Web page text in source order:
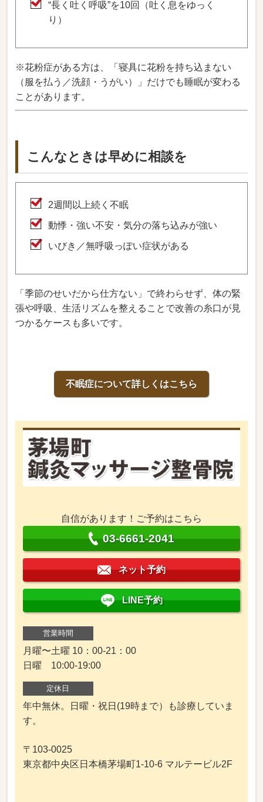
“長く吐く呼吸”を10回（吐く息をゆっく
り）
※花粉症がある方は、「寝具に花粉を持ち込まない
（服を払う／洗顔・うがい）」だけでも睡眠が変わる
ことがあります。
こんなときは早めに相談を
2週間以上続く不眠
動悸・強い不安・気分の落ち込みが強い
いびき／無呼吸っぽい症状がある
「季節のせいだから仕方ない」で終わらせず、体の緊
張や呼吸、生活リズムを整えることで改善の糸口が見
つかるケースも多いです。
不眠症について詳しくはこちら
自信があります！ご予約はこちら
03-6661-2041
ネット予約
LINE予約
営業時間
月曜〜土曜 10：00-21：00
日曜 10:00-19:00
定休日
年中無休。日曜・祝日(19時まで）も診療していま
す。
〒103-0025
東京都中央区日本橋茅場町1-10-6 マルテービル2F